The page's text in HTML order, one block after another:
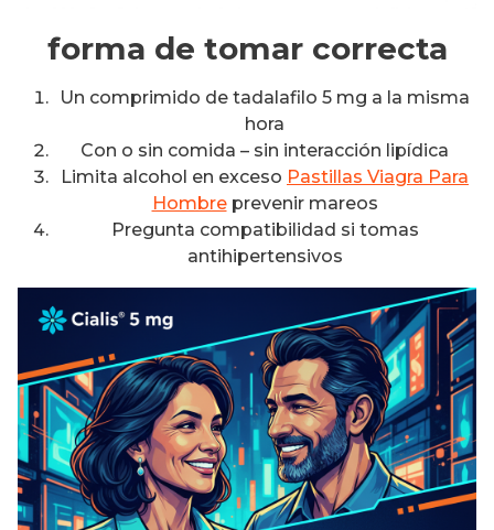
forma de tomar correcta
Un comprimido de tadalafilo 5 mg a la misma
hora
Con o sin comida – sin interacción lipídica
Limita alcohol en exceso Pastillas Viagra Para
Hombreprevenir mareos
Pregunta compatibilidad si tomas
antihipertensivos